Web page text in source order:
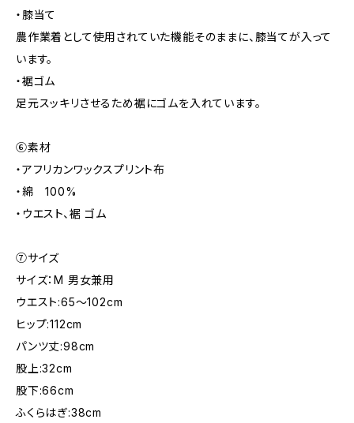
・膝当て
農作業着として使用されていた機能そのままに、膝当てが入って
います。
・裾ゴム
足元スッキリさせるため裾にゴムを入れています。
⑥素材
・アフリカンワックスプリント布
・綿 100%
・ウエスト、裾 ゴム
⑦サイズ
サイズ：M 男女兼用
ウエスト:65～102cm
ヒップ:112cm
パンツ丈:98cm
股上:32cm
股下:66cm
ふくらはぎ:38cm